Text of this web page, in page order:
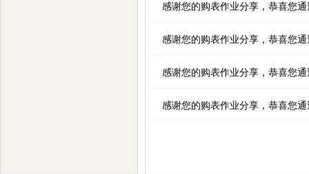
感谢您的购表作业分享，恭喜您
感谢您的购表作业分享，恭喜您
感谢您的购表作业分享，恭喜您
感谢您的购表作业分享，恭喜您